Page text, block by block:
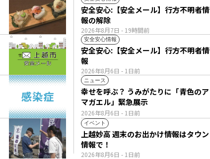
2026年8月7日 - 19時間前
安全安心:【安全メール】行方不明者情
報の解除
安全安心情報
2026年8月6日 - 1日前
安全安心:【安全メール】行方不明者情
報
ニュース
2026年8月6日 - 1日前
幸せを呼ぶ？ うみがたりに「青色のア
マガエル」緊急展示
イベント
2026年8月6日 - 1日前
上越妙高 週末のお出かけ情報はタウン
情報で！